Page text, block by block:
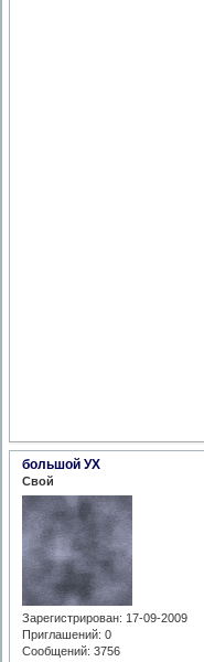
большой УХ
Свой
Зарегистрирован: 17-09-2009
Приглашений: 0
Сообщений: 3756